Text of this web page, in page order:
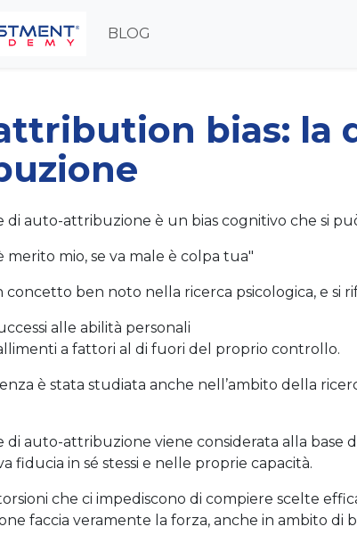
BLOG
bias: la
di auto-attribuzione è un bias cognitivo che si
merito mio, se va male è colpa tua"
concetto ben noto nella ricerca psicologica, e si
alle abilità personali
a fattori al di fuori del proprio controllo.
è stata studiata anche nell’ambito della
di auto-attribuzione viene considerata alla base
fiducia in sé stessi e nelle proprie capacità.
che ci impediscono di compiere scelte
faccia veramente la forza, anche in ambito di